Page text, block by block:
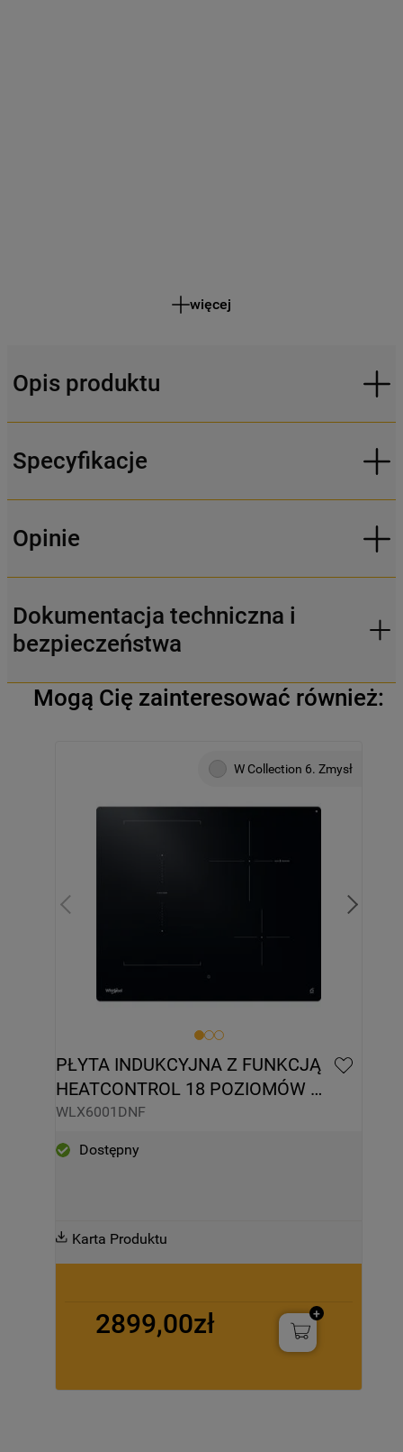
więcej
Opis produktu
Specyfikacje
Opinie
Dokumentacja techniczna i
bezpieczeństwa
Mogą Cię zainteresować również:
W Collection 6. Zmysł
PŁYTA INDUKCYJNA Z FUNKCJĄ
HEATCONTROL 18 POZIOMÓW
MOCY WHIRLPOOL WLX6001DNF
WLX6001DNF
Dostępny
Karta Produktu
2899,00zł